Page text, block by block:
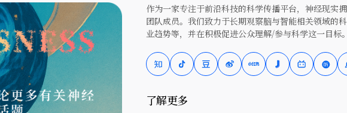
作为一家专注于前沿科技的科学传播平台，神经现实
团队成员。我们致力于长期观察脑与智能相关领域的
业趋势等，并在积极促进公众理解/参与科学这一目标。
了解更多